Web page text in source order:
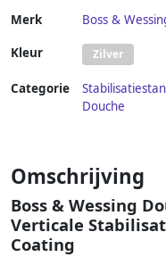
Merk Boss &
Kleur Zilver
Categorie
Douche
Omschrijving
Boss & Wessing
Verticale
Coating